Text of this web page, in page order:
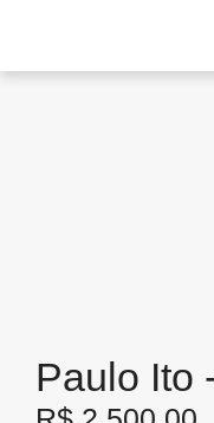
Paulo Ito